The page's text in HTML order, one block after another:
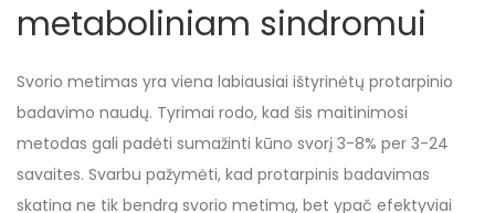
metaboliniam sindromui
Svorio metimas yra viena labiausiai ištyrinėtų protarpinio
badavimo naudų. Tyrimai rodo, kad šis maitinimosi
metodas gali padėti sumažinti kūno svorį 3-8% per 3-24
savaites. Svarbu pažymėti, kad protarpinis badavimas
skatina ne tik bendrą svorio metimą, bet ypač efektyviai